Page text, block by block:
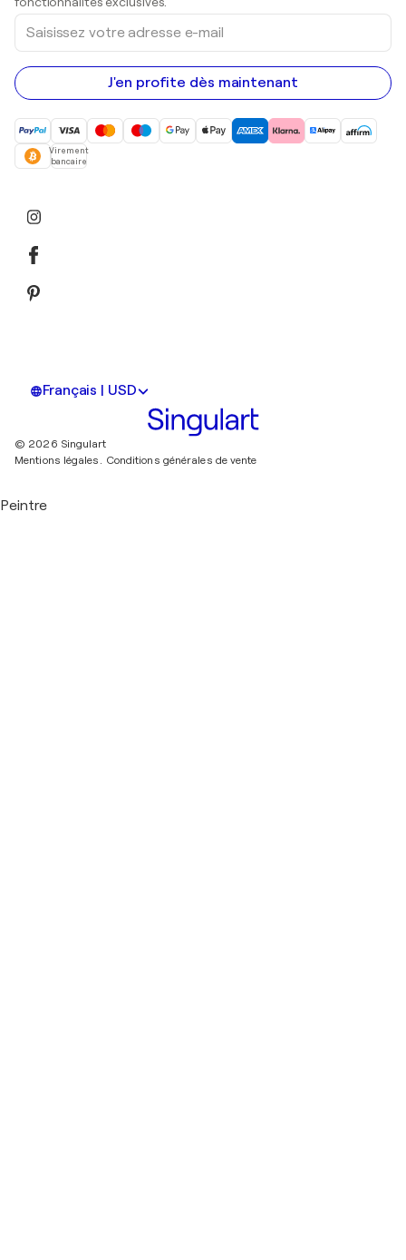
Saisissez
votre
adresse
e-
mail
J'en profite dès maintenant
Virement
bancaire
Français | USD
© 2026 Singulart
Mentions légales. Conditions générales de vente
Peintre